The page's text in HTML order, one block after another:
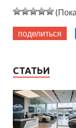
поделиться
СТАТЬИ